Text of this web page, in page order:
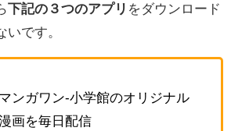
下記の３つのアプリ をダウンロード
いです。
マンガワン-小学館のオリジナル
画を毎日配信